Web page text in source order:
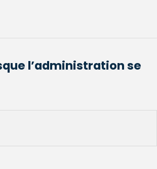
l’administration se